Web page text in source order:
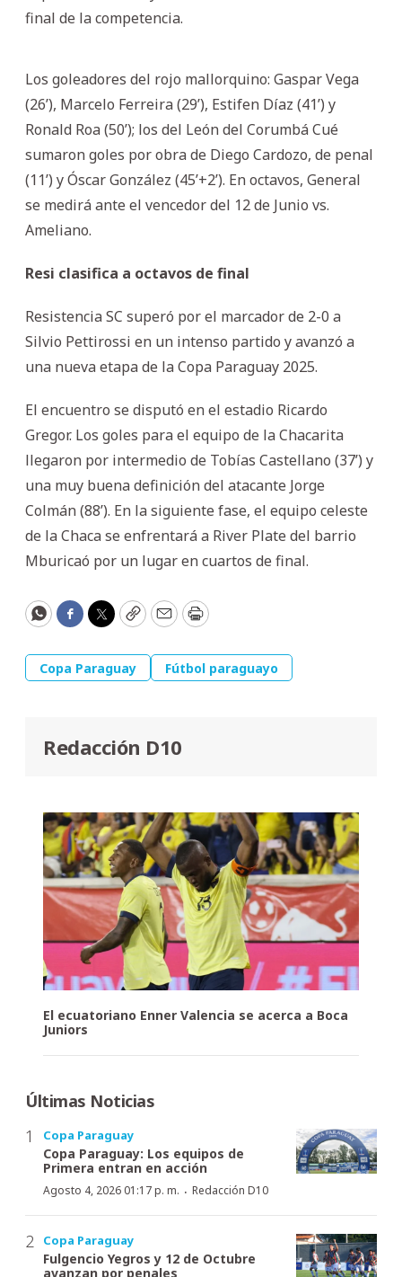
final de la competencia.
Los goleadores del rojo mallorquino: Gaspar Vega
(26’), Marcelo Ferreira (29’), Estifen Díaz (41’) y
Ronald Roa (50’); los del León del Corumbá Cué
sumaron goles por obra de Diego Cardozo, de penal
(11’) y Óscar González (45’+2’). En octavos, General
se medirá ante el vencedor del 12 de Junio vs.
Ameliano.
Resi clasifica a octavos de final
Resistencia SC superó por el marcador de 2-0 a
Silvio Pettirossi en un intenso partido y avanzó a
una nueva etapa de la Copa Paraguay 2025.
El encuentro se disputó en el estadio Ricardo
Gregor. Los goles para el equipo de la Chacarita
llegaron por intermedio de Tobías Castellano (37’) y
una muy buena definición del atacante Jorge
Colmán (88’). En la siguiente fase, el equipo celeste
de la Chaca se enfrentará a River Plate del barrio
Mburicaó por un lugar en cuartos de final.
WhatsApp
Facebook
Twitter
CopyEmailPrint
Copa Paraguay Fútbol paraguayo
Redacción D10
El ecuatoriano Enner Valencia se acerca a Boca
Juniors
Últimas Noticias
Copa Paraguay
Copa Paraguay: Los equipos de
Primera entran en acción
Agosto 4, 2026 01:17 p. m. · Redacción D10
Copa Paraguay
Fulgencio Yegros y 12 de Octubre
avanzan por penales